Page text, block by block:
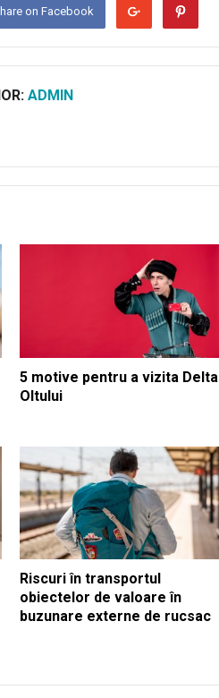
on Facebook
ADMIN
5 motive pentru a vizita Delta
Oltului
Riscuri în transportul
obiectelor de valoare în
buzunare externe de rucsac